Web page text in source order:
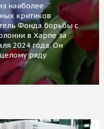
наиболее
критиков
Фонда борьбы с
в Харпе за
2024 года. Он
ряду